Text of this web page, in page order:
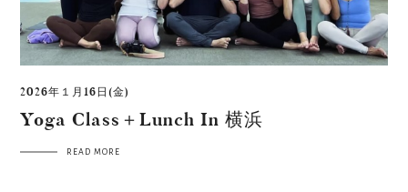
2026年１月16日(金)
Yoga Class＋Lunch In 横浜
READ MORE